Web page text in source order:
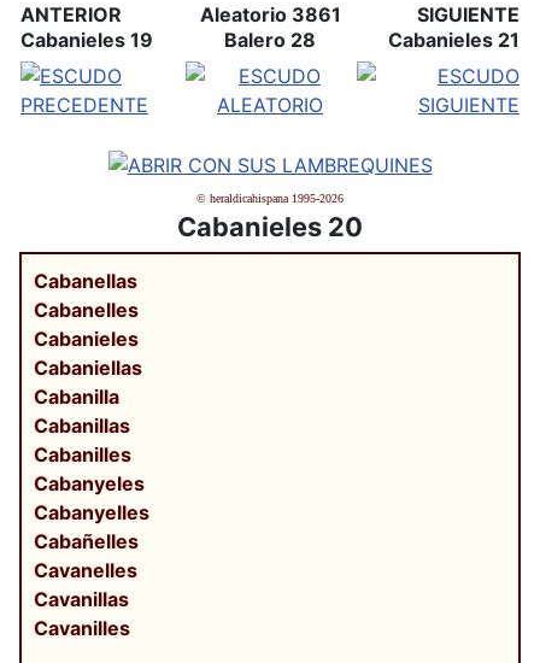
ANTERIOR
Cabanieles 19
Aleatorio 3861
Balero 28
SIGUIENTE
Cabanieles 21
© heraldicahispana 1995-2026
Cabanieles 20
Cabanellas
Cabanelles
Cabanieles
Cabaniellas
Cabanilla
Cabanillas
Cabanilles
Cabanyeles
Cabanyelles
Cabañelles
Cavanelles
Cavanillas
Cavanilles